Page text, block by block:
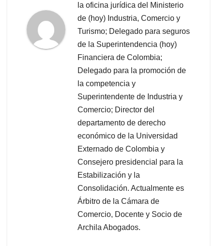
la oficina jurídica del Ministerio
de (hoy) Industria, Comercio y
Turismo; Delegado para seguros
de la Superintendencia (hoy)
Financiera de Colombia;
Delegado para la promoción de
la competencia y
Superintendente de Industria y
Comercio; Director del
departamento de derecho
económico de la Universidad
Externado de Colombia y
Consejero presidencial para la
Estabilización y la
Consolidación. Actualmente es
Árbitro de la Cámara de
Comercio, Docente y Socio de
Archila Abogados.